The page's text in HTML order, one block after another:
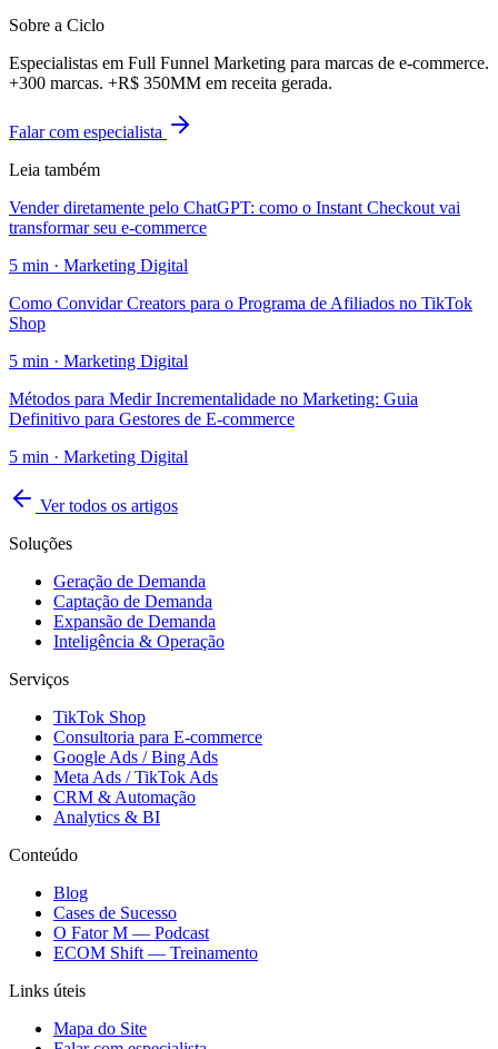
Sobre a Ciclo
Especialistas em Full Funnel Marketing para marcas de e-commerce.
+300 marcas. +R$ 350MM em receita gerada.
Falar com especialista
Leia também
Vender diretamente pelo ChatGPT: como o Instant Checkout vai
transformar seu e-commerce
5 min · Marketing Digital
Como Convidar Creators para o Programa de Afiliados no TikTok
Shop
5 min · Marketing Digital
Métodos para Medir Incrementalidade no Marketing: Guia
Definitivo para Gestores de E-commerce
5 min · Marketing Digital
Ver todos os artigos
Soluções
Geração de Demanda
Captação de Demanda
Expansão de Demanda
Inteligência & Operação
Serviços
TikTok Shop
Consultoria para E-commerce
Google Ads / Bing Ads
Meta Ads / TikTok Ads
CRM & Automação
Analytics & BI
Conteúdo
Blog
Cases de Sucesso
O Fator M — Podcast
ECOM Shift — Treinamento
Links úteis
Mapa do Site